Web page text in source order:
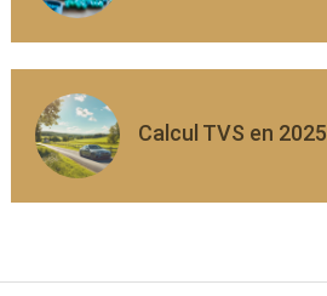
Calcul TVS en 2025